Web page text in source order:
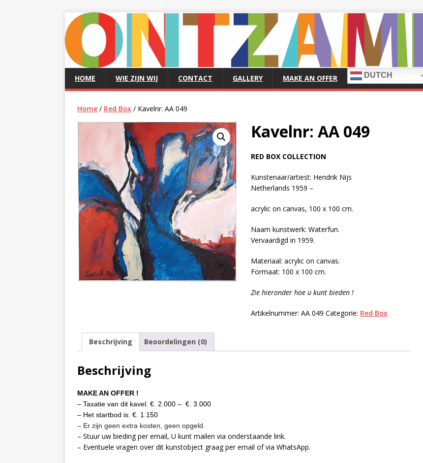
HOME WIE ZIJN WIJ CONTACT GALLERY MAKE AN OFFER DUTCH
Home / Red Box / Kavelnr: AA 049
Kavelnr: AA 049
RED BOX COLLECTION
Kunstenaar/artiest: Hendrik Nijs
Netherlands 1959 –
acrylic on canvas, 100 x 100 cm.
Naam kunstwerk: Waterfun.
Vervaardigd in 1959.
Materiaal: acrylic on canvas.
Formaat: 100 x 100 cm.
Zie hieronder hoe u kunt bieden !
Artikelnummer: AA 049 Categorie: Red Box
Beschrijving Beoordelingen (0)
Beschrijving
MAKE AN OFFER !
– Taxatie van dit kavel: €. 2.000 – €. 3.000
– Het startbod is: €. 1.150
– Er zijn geen extra kosten, geen opgeld.
– Stuur uw bieding per email, U kunt mailen via onderstaande link.
– Eventuele vragen over dit kunstobject graag per email of via WhatsApp.